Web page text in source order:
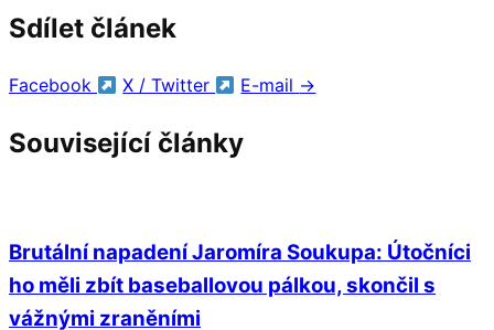
Sdílet článek
Facebook X / Twitter E-mail →
Související články
Brutální napadení Jaromíra Soukupa: Útočníci
ho měli zbít baseballovou pálkou, skončil s
vážnými zraněními